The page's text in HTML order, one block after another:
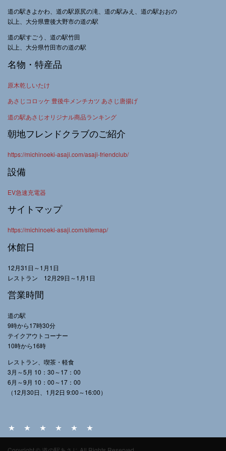
道の駅きよかわ、道の駅原尻の滝、道の駅みえ、道の駅おおの
以上、大分県豊後大野市の道の駅
道の駅すごう、道の駅竹田
以上、大分県竹田市の道の駅
名物・特産品
原木乾しいたけ
あさじコロッケ 豊後牛メンチカツ あさじ唐揚げ
道の駅あさじオリジナル商品ランキング
朝地フレンドクラブのご紹介
https://michinoeki-asaji.com/asaji-friendclub/
設備
EV急速充電器
サイトマップ
https://michinoeki-asaji.com/sitemap/
休館日
12月31日～1月1日
レストラン 12月29日～1月1日
営業時間
道の駅
9時から17時30分
テイクアウトコーナー
10時から16時
レストラン、喫茶・軽食
3月～5月 10：30～17：00
6月～9月 10：00～17：00
（12月30日、1月2日 9:00～16:00）
HOME
名
お
設
ア
サ